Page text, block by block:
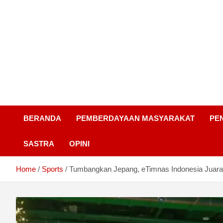
BERANDA PEMBERDAYAAN MASYARAKAT
SASTRA OPINI
Home Sports Tumbangkan Jepang, eTimnas Indonesia